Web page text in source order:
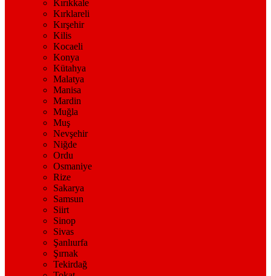
Kırıkkale
Kırklareli
Kırşehir
Kilis
Kocaeli
Konya
Kütahya
Malatya
Manisa
Mardin
Muğla
Muş
Nevşehir
Niğde
Ordu
Osmaniye
Rize
Sakarya
Samsun
Siirt
Sinop
Sivas
Şanlıurfa
Şırnak
Tekirdağ